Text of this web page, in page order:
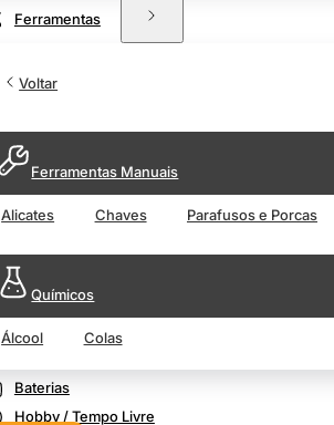
Ferramentas
Voltar
Ferramentas Manuais
Alicates Chaves Parafusos e Porcas
Químicos
Álcool Colas
Baterias
Hobby / Tempo Livre